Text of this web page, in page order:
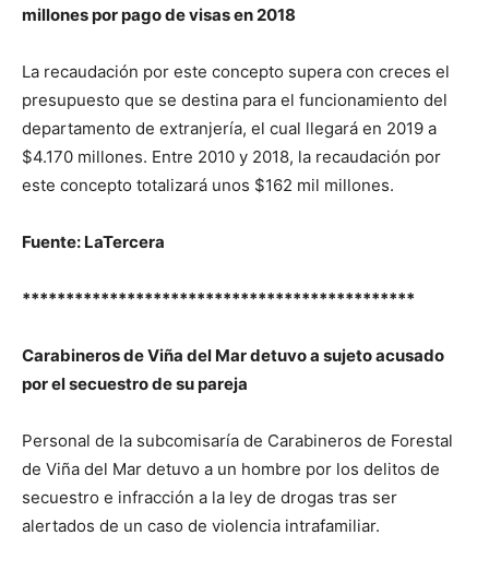
millones por pago de visas en 2018
La recaudación por este concepto supera con creces el
presupuesto que se destina para el funcionamiento del
departamento de extranjería, el cual llegará en 2019 a
$4.170 millones. Entre 2010 y 2018, la recaudación por
este concepto totalizará unos $162 mil millones.
Fuente: LaTercera
*********************************************
Carabineros de Viña del Mar detuvo a sujeto acusado
por el secuestro de su pareja
Personal de la subcomisaría de Carabineros de Forestal
de Viña del Mar detuvo a un hombre por los delitos de
secuestro e infracción a la ley de drogas tras ser
alertados de un caso de violencia intrafamiliar.